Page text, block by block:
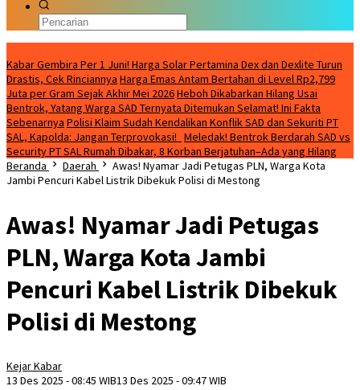
Kabar Gembira Per 1 Juni! Harga Solar Pertamina Dex dan Dexlite Turun
Drastis, Cek Rinciannya Harga Emas Antam Bertahan di Level Rp2,799
Juta per Gram Sejak Akhir Mei 2026Heboh Dikabarkan Hilang Usai
Bentrok, Yatang Warga SAD Ternyata Ditemukan Selamat! Ini Fakta
Sebenarnya Polisi Klaim Sudah Kendalikan Konflik SAD dan Sekuriti PT
SAL, Kapolda: Jangan Terprovokasi! Meledak! Bentrok Berdarah SAD vs
Security PT SAL Rumah Dibakar, 8 Korban Berjatuhan–Ada yang Hilang
Beranda
Daerah
Awas! Nyamar Jadi Petugas PLN, Warga Kota
Jambi Pencuri Kabel Listrik Dibekuk Polisi di Mestong
Awas! Nyamar Jadi Petugas
PLN, Warga Kota Jambi
Pencuri Kabel Listrik Dibekuk
Polisi di Mestong
Kejar Kabar
13 Des 2025 - 08:45 WIB13 Des 2025 - 09:47 WIB